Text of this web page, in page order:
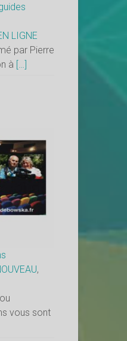
LIGNE
par Pierre
à […]
,
vous sont